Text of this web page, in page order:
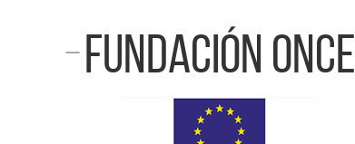
Fundación ONCE
Becas
Fundación